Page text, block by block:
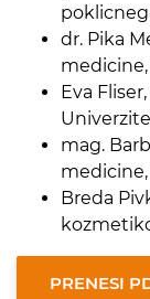
dr. Pika
Eva
mag.
Breda